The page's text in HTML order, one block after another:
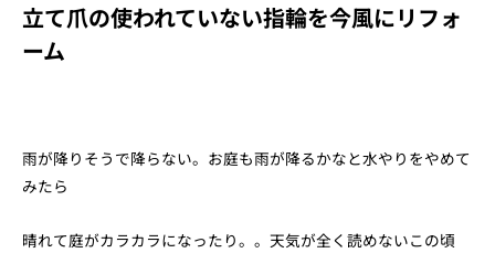
立て爪の使われていない指輪を今風にリフォ
ーム
雨が降りそうで降らない。お庭も雨が降るかなと水やりをやめて
みたら
晴れて庭がカラカラになったり。。天気が全く読めないこの頃